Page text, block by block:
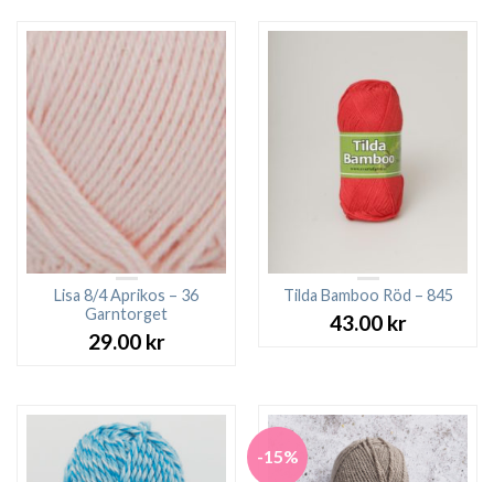
89.00 kr.
Lisa 8/4 Aprikos – 36
Garntorget
29.00 kr
Tilda Bamboo Röd – 845
43.00 kr
-15%